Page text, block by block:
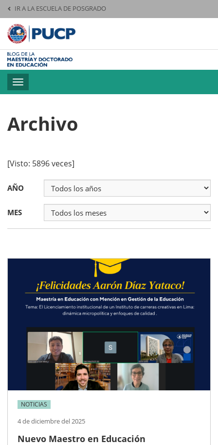
IR A LA ESCUELA DE POSGRADO
Pontificia
Toggle
navigation
Archivo
[Visto: 5896 veces]
AÑO
MES
NOTICIAS
4 de diciembre del 2025
Nuevo Maestro en Educación